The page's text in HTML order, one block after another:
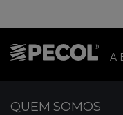
A
QUEM SOMOS